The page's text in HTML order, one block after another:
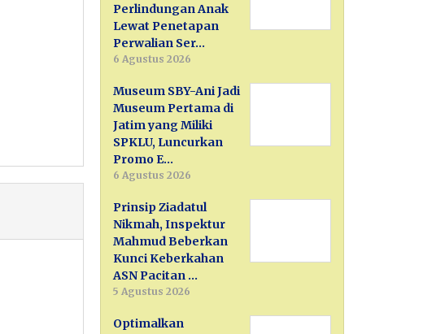
Perlindungan Anak
Lewat Penetapan
Perwalian Ser…
6 Agustus 2026
Museum SBY-Ani Jadi
Museum Pertama di
Jatim yang Miliki
SPKLU, Luncurkan
Promo E…
6 Agustus 2026
Prinsip Ziadatul
Nikmah, Inspektur
Mahmud Beberkan
Kunci Keberkahan
ASN Pacitan …
5 Agustus 2026
Optimalkan